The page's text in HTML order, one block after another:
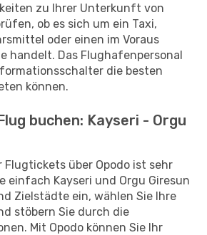
zu Ihrer Unterkunft von
ob es sich um ein Taxi,
oder einen im Voraus
handelt. Das Flughafenpersonal
die besten
können.
buchen: Kayseri - Orgu
Flugtickets über Opodo ist sehr
einfach Kayseri und Orgu Giresun
Zielstädte ein, wählen Sie Ihre
stöbern Sie durch die
Mit Opodo können Sie Ihr